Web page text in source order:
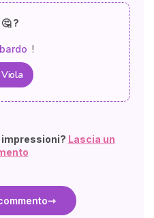
?
!
impressioni? Lascia un